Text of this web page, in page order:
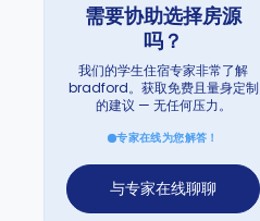
需要协助选择房源
吗？
我们的学生住宿专家非常了解
bradford。获取免费且量身定制
的建议 — 无任何压力。
专家在线为您解答！
与专家在线聊聊